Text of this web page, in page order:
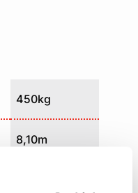
450kg
8,10m